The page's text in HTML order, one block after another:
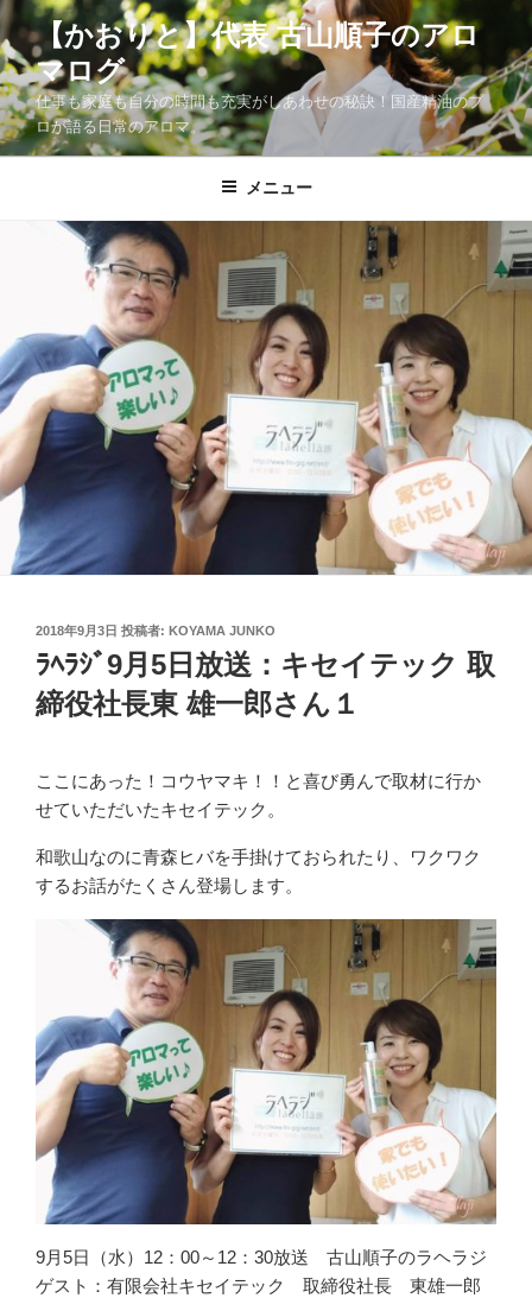
コ
ン
テ
ン
ツ
へ
【かおりと】代表 古山順子のアロ
マログ
仕事も家庭も自分の時間も充実がしあわせの秘訣！国産精油のプ
ロが語る日常のアロマ。
メニュー
投
稿
日:
2018年9月3日 投稿者: KOYAMA JUNKO
ﾗﾍﾗｼﾞ9月5日放送：キセイテック 取
締役社長東 雄一郎さん１
ここにあった！コウヤマキ！！と喜び勇んで取材に行か
せていただいたキセイテック。
和歌山なのに青森ヒバを手掛けておられたり、ワクワク
するお話がたくさん登場します。
9月5日（水）12：00～12：30放送 古山順子のラヘラジ
ゲスト：有限会社キセイテック 取締役社長 東雄一郎